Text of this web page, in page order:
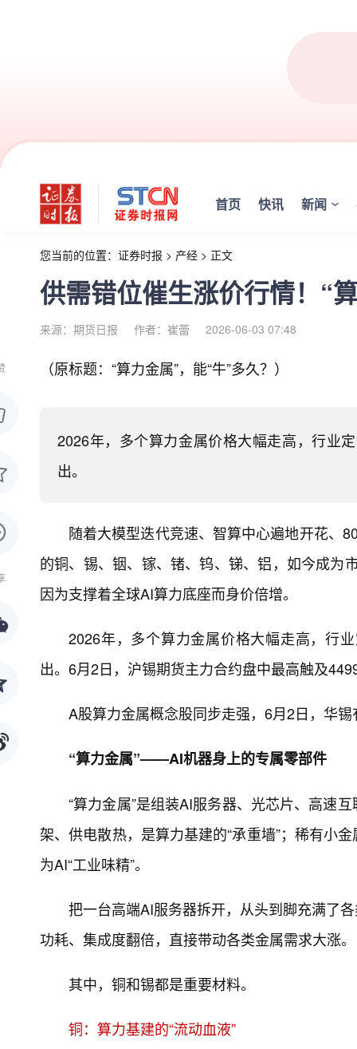
首页 快讯 新闻
您当前的位置： 证券时报 > 产经 > 正文
供需错位催生涨价行情！“
来源：期货日报 作者：崔蕾 2026-06-03 07:48
（原标题：“算力金属”，能“牛”多久？）
2026年，多个算力金属价格大幅走高，行业
出。
随着大模型迭代竞速、智算中心遍地开花、
的铜、锡、铟、镓、锗、钨、锑、铝，如今成为
因为支撑着全球AI算力底座而身价倍增。
2026年，多个算力金属价格大幅走高，行
出。6月2日，沪锡期货主力合约盘中最高触及
A股算力金属概念股同步走强，6月2日，华
“算力金属”——AI机器身上的专属零部件
“算力金属”是组装AI服务器、光芯片、高速
架、供电散热，是算力基建的“承重墙”；稀有小
为AI“工业味精”。
把一台高端AI服务器拆开，从头到脚充满了
功耗、集成度翻倍，直接带动各类金属需求大涨。
其中，铜和锡都是重要材料。
铜：算力基建的“流动血液”